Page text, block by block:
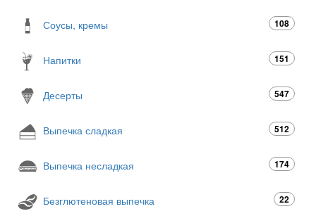
Соусы, кремы 108
Напитки 151
Десерты 547
Выпечка сладкая 512
Выпечка несладкая 174
Безглютеновая выпечка 22